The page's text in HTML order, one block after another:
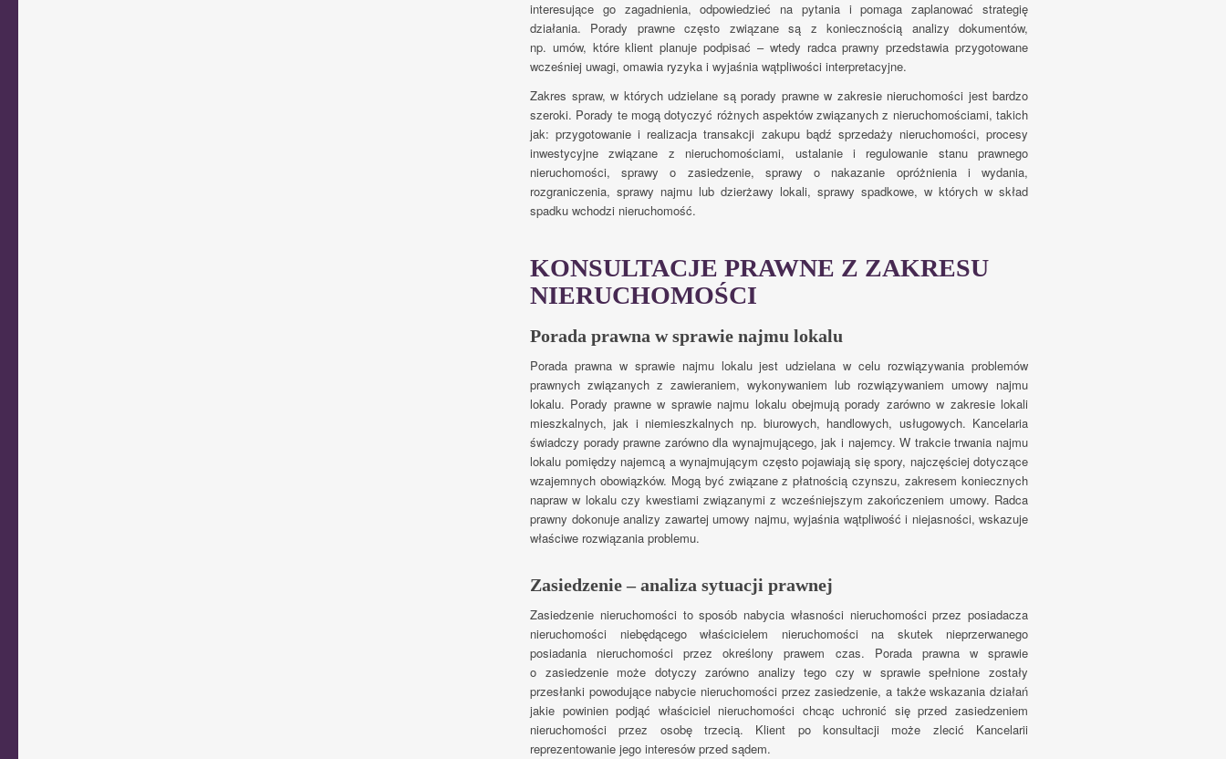
interesujące go zagadnienia, odpowiedzieć na pytania i pomaga zaplanować strategię
działania. Porady prawne często związane są z koniecznością analizy dokumentów,
np. umów, które klient planuje podpisać – wtedy radca prawny przedstawia przygotowane
wcześniej uwagi, omawia ryzyka i wyjaśnia wątpliwości interpretacyjne.
Zakres spraw, w których udzielane są porady prawne w zakresie nieruchomości jest bardzo
szeroki. Porady te mogą dotyczyć różnych aspektów związanych z nieruchomościami, takich
jak: przygotowanie i realizacja transakcji zakupu bądź sprzedaży nieruchomości, procesy
inwestycyjne związane z nieruchomościami, ustalanie i regulowanie stanu prawnego
nieruchomości, sprawy o zasiedzenie, sprawy o nakazanie opróżnienia i wydania,
rozgraniczenia, sprawy najmu lub dzierżawy lokali, sprawy spadkowe, w których w skład
spadku wchodzi nieruchomość.
KONSULTACJE PRAWNE Z ZAKRESU
NIERUCHOMOŚCI
Porada prawna w sprawie najmu lokalu
Porada prawna w sprawie najmu lokalu jest udzielana w celu rozwiązywania problemów
prawnych związanych z zawieraniem, wykonywaniem lub rozwiązywaniem umowy najmu
lokalu. Porady prawne w sprawie najmu lokalu obejmują porady zarówno w zakresie lokali
mieszkalnych, jak i niemieszkalnych np. biurowych, handlowych, usługowych. Kancelaria
świadczy porady prawne zarówno dla wynajmującego, jak i najemcy. W trakcie trwania najmu
lokalu pomiędzy najemcą a wynajmującym często pojawiają się spory, najczęściej dotyczące
wzajemnych obowiązków. Mogą być związane z płatnością czynszu, zakresem koniecznych
napraw w lokalu czy kwestiami związanymi z wcześniejszym zakończeniem umowy. Radca
prawny dokonuje analizy zawartej umowy najmu, wyjaśnia wątpliwość i niejasności, wskazuje
właściwe rozwiązania problemu.
Zasiedzenie – analiza sytuacji prawnej
Zasiedzenie nieruchomości to sposób nabycia własności nieruchomości przez posiadacza
nieruchomości niebędącego właścicielem nieruchomości na skutek nieprzerwanego
posiadania nieruchomości przez określony prawem czas. Porada prawna w sprawie
o zasiedzenie może dotyczy zarówno analizy tego czy w sprawie spełnione zostały
przesłanki powodujące nabycie nieruchomości przez zasiedzenie, a także wskazania działań
jakie powinien podjąć właściciel nieruchomości chcąc uchronić się przed zasiedzeniem
nieruchomości przez osobę trzecią. Klient po konsultacji może zlecić Kancelarii
reprezentowanie jego interesów przed sądem.